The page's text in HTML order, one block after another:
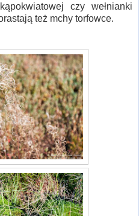
czy wełnianki
też mchy torfowce.